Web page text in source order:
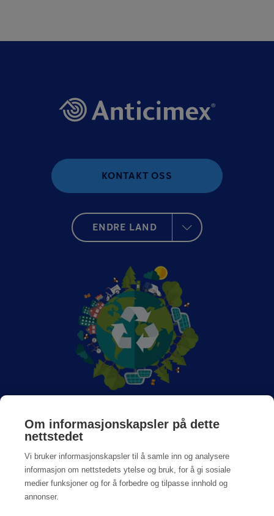
KONTAKT OSS
ENDRE LAND
Om informasjonskapsler på dette
nettstedet
Vi bruker informasjonskapsler til å samle inn og analysere
informasjon om nettstedets ytelse og bruk, for å gi sosiale
medier funksjoner og for å forbedre og tilpasse innhold og
annonser.